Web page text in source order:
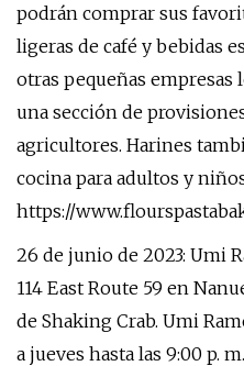
podrán comprar sus
ligeras de café y bebidas
otras pequeñas empresas
una sección de
agricultores. Harines
cocina para adultos y
https://
26 de junio de 2023: Umi
114 East Route 59 en
de Shaking Crab. Umi
a jueves hasta las 9:00 p.